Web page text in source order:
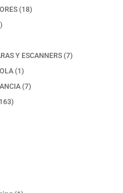
1818
Y ESCANNERS 77
11
producto
77
163